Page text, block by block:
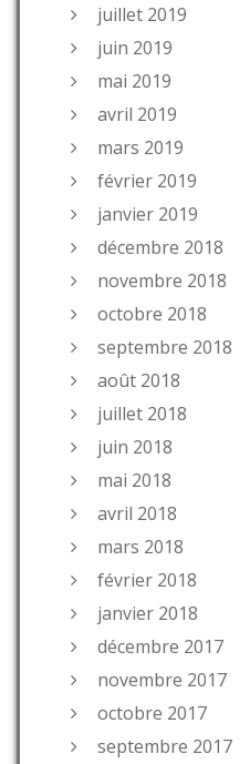
juillet 2019
juin 2019
mai 2019
avril 2019
mars 2019
février 2019
janvier 2019
décembre 2018
novembre 2018
octobre 2018
septembre 2018
août 2018
juillet 2018
juin 2018
mai 2018
avril 2018
mars 2018
février 2018
janvier 2018
décembre 2017
novembre 2017
octobre 2017
septembre 2017